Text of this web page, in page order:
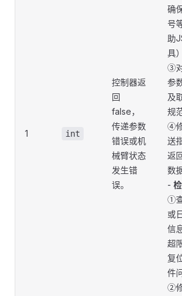
1 int
控制器返
回
false，
传递参数
错误或机
械臂状态
发生错
误。
确
号
助
具
③
参
及
规
④
送
返
数
-
①
或
信
超
复
件
②